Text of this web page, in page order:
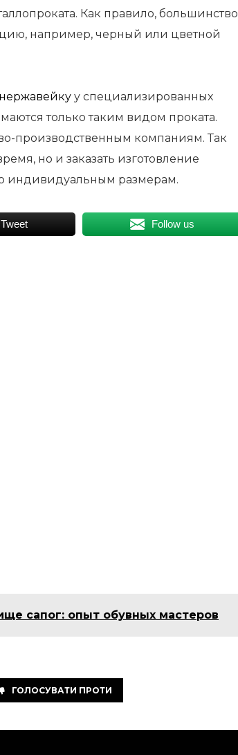
Как правило, большинство
например, черный или цветной
у специализированных
только таким видом проката.
производственным компаниям. Так
но и заказать изготовление
индивидуальным размерам.
Tweet Follow us
сапог: опыт обувных мастеров
ГОЛОСУВАТИ ПРОТИ